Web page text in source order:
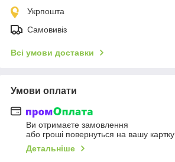
Укрпошта
Самовивіз
Всі умови доставки
Умови оплати
Ви отримаєте замовлення
або гроші повернуться на вашу картку
Детальніше